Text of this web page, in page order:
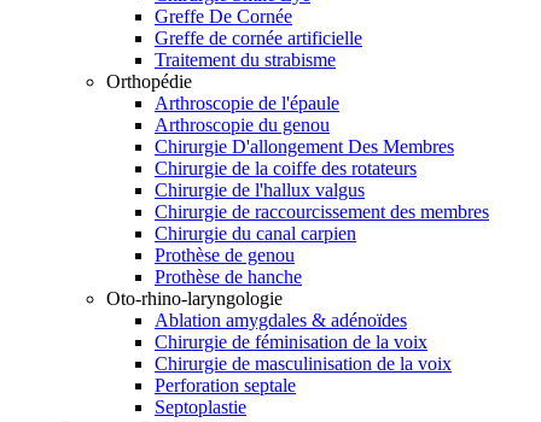
Greffe De Cornée
Greffe de cornée artificielle
Traitement du strabisme
Orthopédie
Arthroscopie de l'épaule
Arthroscopie du genou
Chirurgie D'allongement Des Membres
Chirurgie de la coiffe des rotateurs
Chirurgie de l'hallux valgus
Chirurgie de raccourcissement des membres
Chirurgie du canal carpien
Prothèse de genou
Prothèse de hanche
Oto-rhino-laryngologie
Ablation amygdales & adénoïdes
Chirurgie de féminisation de la voix
Chirurgie de masculinisation de la voix
Perforation septale
Septoplastie